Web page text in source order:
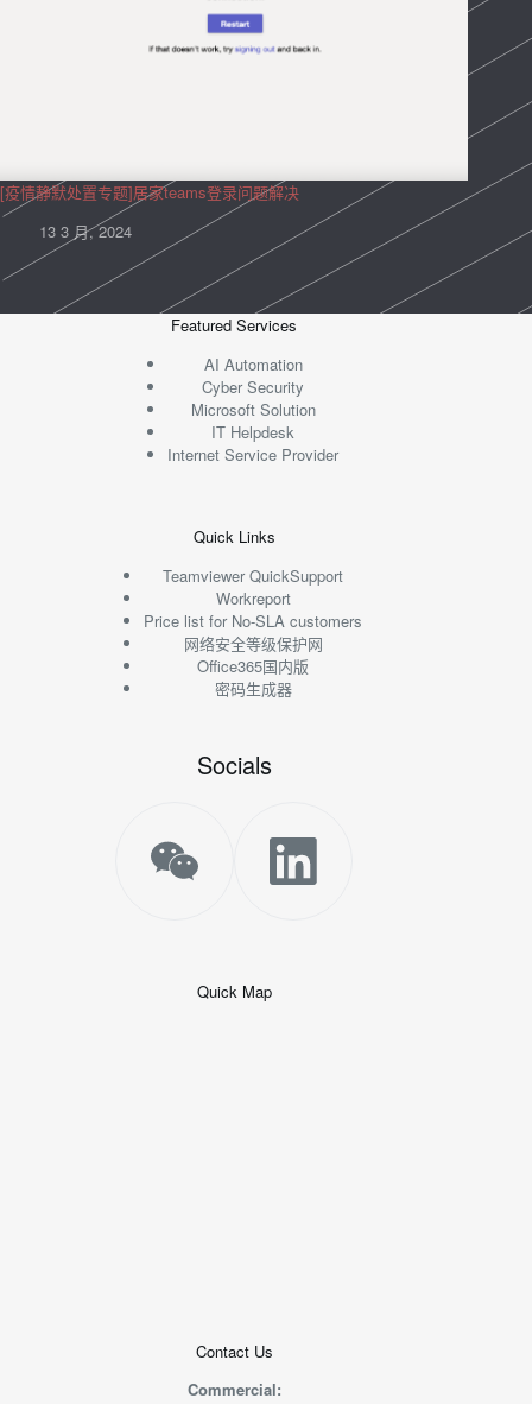
[疫情静默处置专题]居家teams登录问题解决
13 3 月, 2024
Featured Services
AI Automation
Cyber Security
Microsoft Solution
IT Helpdesk
Internet Service Provider
Quick Links
Teamviewer QuickSupport
Workreport
Price list for No-SLA customers
网络安全等级保护网
Office365国内版
密码生成器
Socials
Quick Map
Contact Us
Commercial: